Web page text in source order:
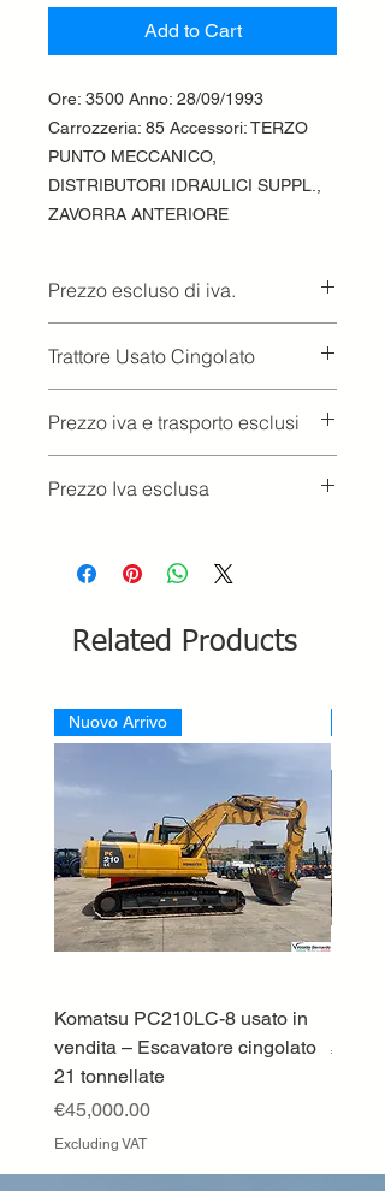
Add to Cart
Ore: 3500 Anno: 28/09/1993
Carrozzeria: 85 Accessori: TERZO
PUNTO MECCANICO,
DISTRIBUTORI IDRAULICI SUPPL.,
ZAVORRA ANTERIORE
Prezzo escluso di iva.
Trattore Usato Cingolato
Prezzo iva e trasporto esclusi
Prezzo Iva esclusa
Related Products
Nuovo Arrivo
Komatsu PC210LC-8 usato in
vendita – Escavatore cingolato
21 tonnellate
Price
€45,000.00
Excluding VAT
Price